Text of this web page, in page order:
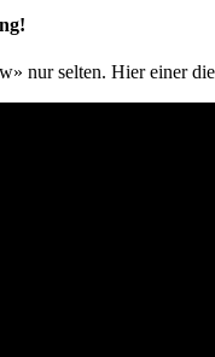
nur selten. Hier einer